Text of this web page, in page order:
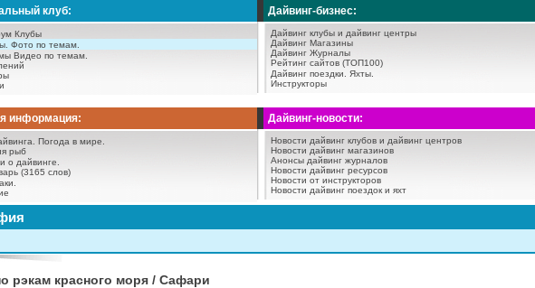
клуб:
Клубы
Фото по темам.
Видео по темам.
Дайвинг-бизнес:
Дайвинг клубы и дайвинг центры
Дайвинг Магазины
Дайвинг Журналы
Рейтинг сайтов (ТОП100)
Дайвинг поездки.
Яхты.
Инструкторы
информация:
Погода в мире.
рыб
о дайвинге.
(3165 слов)
Дайвинг-новости:
Новости дайвинг клубов и дайвинг центров
Новости дайвинг магазинов
Анонсы дайвинг журналов
Новости дайвинг ресурсов
Новости от инструкторов
Новости дайвинг поездок и яхт
рэкам красного моря / Сафари